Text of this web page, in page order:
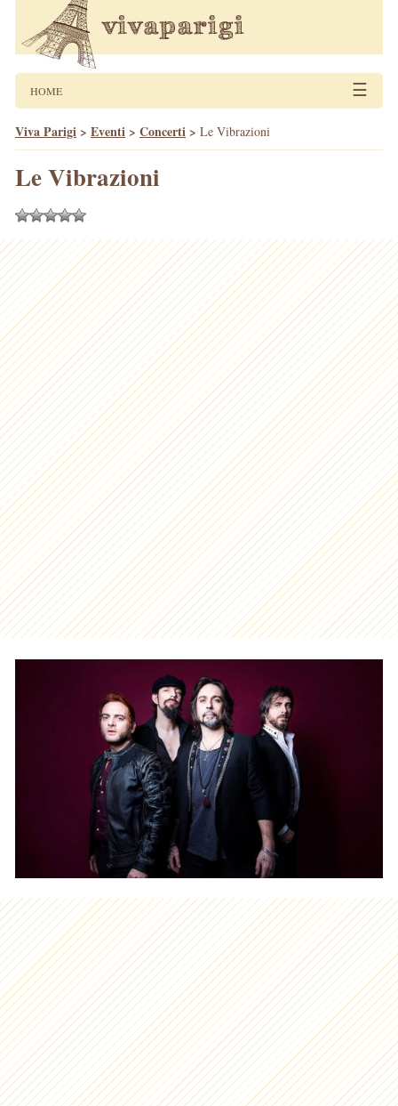
HOME ☰
Viva Parigi > Eventi > Concerti > Le Vibrazioni
Le Vibrazioni